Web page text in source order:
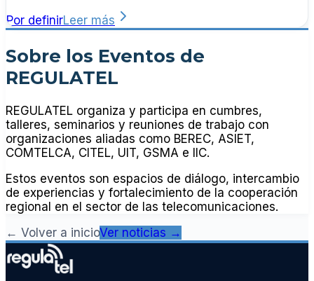
Por definirLeer más
Sobre los Eventos de
REGULATEL
REGULATEL organiza y participa en cumbres,
talleres, seminarios y reuniones de trabajo con
organizaciones aliadas como BEREC, ASIET,
COMTELCA, CITEL, UIT, GSMA e IIC.
Estos eventos son espacios de diálogo, intercambio
de experiencias y fortalecimiento de la cooperación
regional en el sector de las telecomunicaciones.
← Volver a inicioVer noticias →